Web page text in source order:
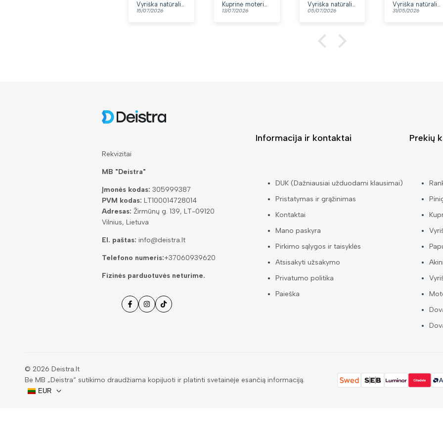
15/07/2026
yra du skyriai.
👍
13/07/2026 05/07/2026 31/05/2026
Rekvizitai
MB "Deistra"
Įmonės kodas: 305999387
PVM kodas: LT100014728014
Adresas: Žirmūnų g. 139, LT-09120
Vilnius, Lietuva
El. paštas: info@deistra.lt
Telefono numeris:+37060939620
Fizinės parduotuvės neturime.
FacebookInstagramas
Tiktok
Informacija ir kontaktai
DUK (Dažniausiai užduodami klausimai)
Pristatymas ir grąžinimas
Kontaktai
Mano paskyra
Pirkimo sąlygos ir taisyklės
Atsisakyti užsakymo
Privatumo politika
Paieška
Prekių
© 2026 Deistra.lt
Be MB „Deistra“ sutikimo draudžiama kopijuoti ir platinti svetainėje esančią informaciją.
EUR